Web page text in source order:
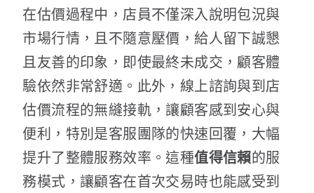
在估價過程中，店員不僅深入說明包況與
市場行情，且不隨意壓價，給人留下誠懇
且友善的印象，即使最終未成交，顧客體
驗依然非常舒適。此外，線上諮詢與到店
估價流程的無縫接軌，讓顧客感到安心與
便利，特別是客服團隊的快速回覆，大幅
提升了整體服務效率。這種值得信賴的服
務模式，讓顧客在首次交易時也能感受到